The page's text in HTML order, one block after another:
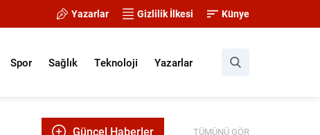
Yazarlar Gizlilik İlkesi Künye
Spor Sağlık Teknoloji Yazarlar
Güncel Haberler TÜMÜNÜ GÖR